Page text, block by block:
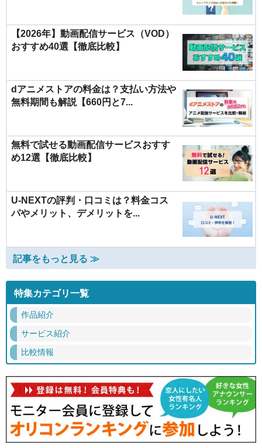
【2026年】動画配信サービス（VOD）
おすすめ40選【徹底比較】
dアニメストアの料金は？支払い方法や
無料期間も解説【660円と7...
無料で試せる動画配信サービスおすす
め12選【徹底比較】
U-NEXTの評判・口コミは？料金コス
パやメリット、デメリットを...
記事をもっと見る ≫
特集カテゴリ一覧
作品紹介
サービス紹介
比較情報